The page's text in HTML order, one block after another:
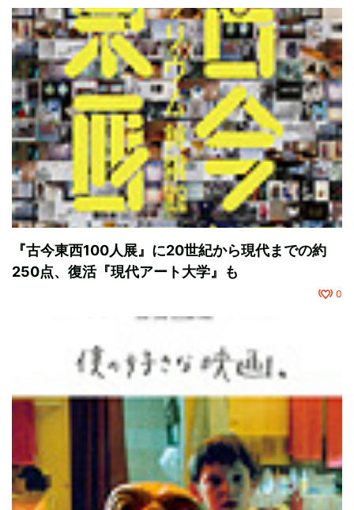
『古今東西100人展』に20世紀から現代までの約
250点、復活『現代アート大学』も
0